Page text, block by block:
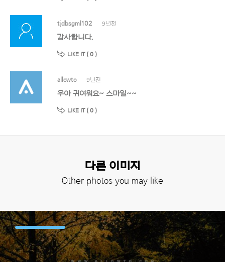
tjdbsgml102 9년전
감사합니다.
LIKE IT ( 0 )
allowto 9년전
우아 귀여워요~ 스마일~~
LIKE IT ( 0 )
다른 이미지
Other photos you may like